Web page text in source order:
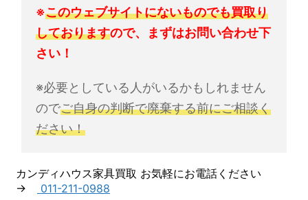
※このウェブサイトにないものでも買取り
しておりますので、まずはお問い合わせ下
さい！
※必要としている人がいるかもしれません
のでご自身の判断で廃棄する前にご相談く
ださい！
【
今
カンディハウス家具買取 お気軽にお電話ください
→
011-211-0988